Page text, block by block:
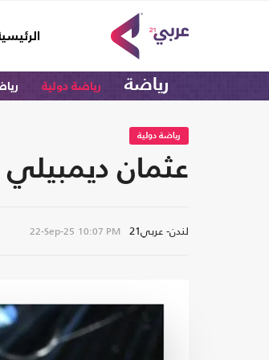
رياضة رياضة دولية
رياضة دولية
عثمان ديمبيلي
لندن- عربي21 22-Sep-25 10:07 PM